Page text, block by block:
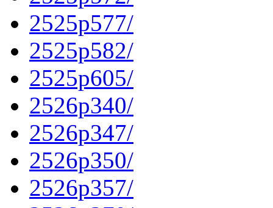
2525p577/
2525p582/
2525p605/
2526p340/
2526p347/
2526p350/
2526p357/